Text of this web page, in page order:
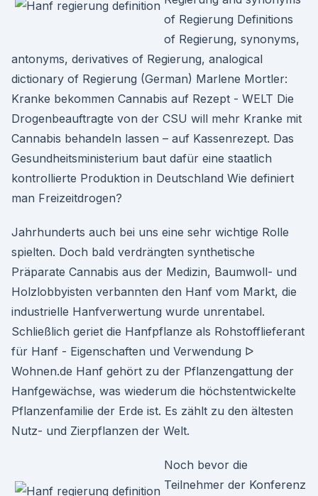
of Regierung Definitions
of Regierung, synonyms,
antonyms, derivatives of Regierung, analogical
dictionary of Regierung (German) Marlene Mortler:
Kranke bekommen Cannabis auf Rezept - WELT Die
Drogenbeauftragte von der CSU will mehr Kranke mit
Cannabis behandeln lassen – auf Kassenrezept. Das
Gesundheitsministerium baut dafür eine staatlich
kontrollierte Produktion in Deutschland Wie definiert
man Freizeitdrogen?
Jahrhunderts auch bei uns eine sehr wichtige Rolle
spielten. Doch bald verdrängten synthetische
Präparate Cannabis aus der Medizin, Baumwoll- und
Holzlobbyisten verbannten den Hanf vom Markt, die
industrielle Hanfverwertung wurde unrentabel.
Schließlich geriet die Hanfpflanze als Rohstofflieferant
für Hanf - Eigenschaften und Verwendung ᐅ
Wohnen.de Hanf gehört zu der Pflanzengattung der
Hanfgewächse, was wiederum die höchstentwickelte
Pflanzenfamilie der Erde ist. Es zählt zu den ältesten
Nutz- und Zierpflanzen der Welt.
Noch bevor die
Teilnehmer der Konferenz